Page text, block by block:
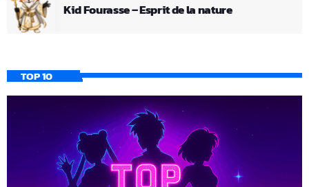
Kid Fourasse – Esprit de la nature
TOP 10